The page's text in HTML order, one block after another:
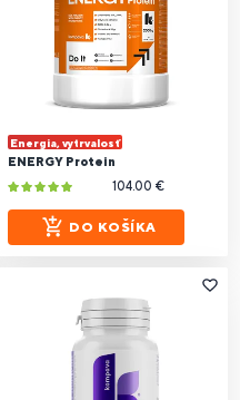
Energia, vytrvalosť
ENERGY Protein
104.00 €
DO KOŠÍKA